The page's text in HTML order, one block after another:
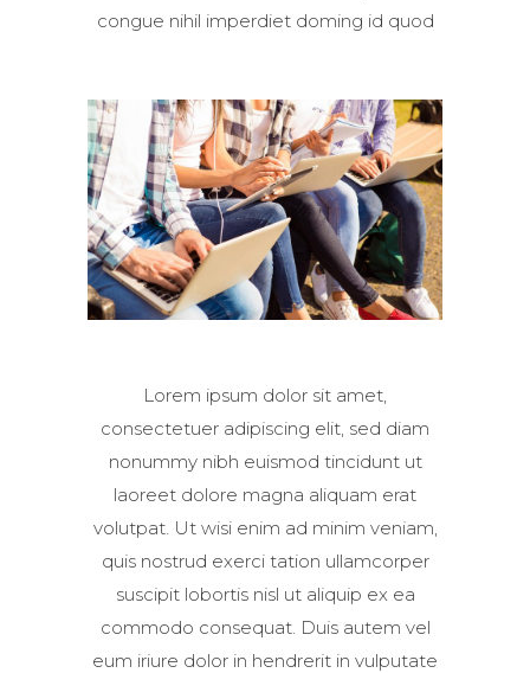
congue nihil imperdiet doming id quod
Lorem ipsum dolor sit amet,
consectetuer adipiscing elit, sed diam
nonummy nibh euismod tincidunt ut
laoreet dolore magna aliquam erat
volutpat. Ut wisi enim ad minim veniam,
quis nostrud exerci tation ullamcorper
suscipit lobortis nisl ut aliquip ex ea
commodo consequat. Duis autem vel
eum iriure dolor in hendrerit in vulputate